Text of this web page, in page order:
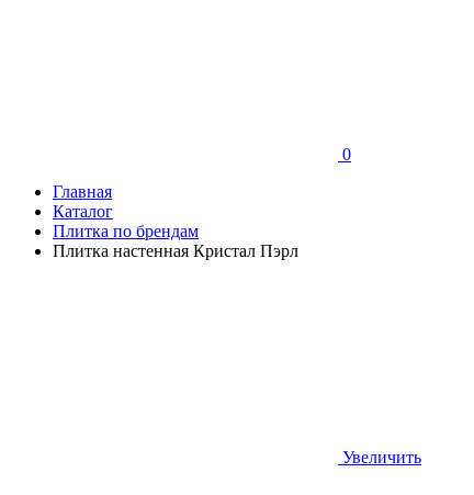
0
Главная
Каталог
Плитка по брендам
Плитка настенная Кристал Пэрл
Увеличить